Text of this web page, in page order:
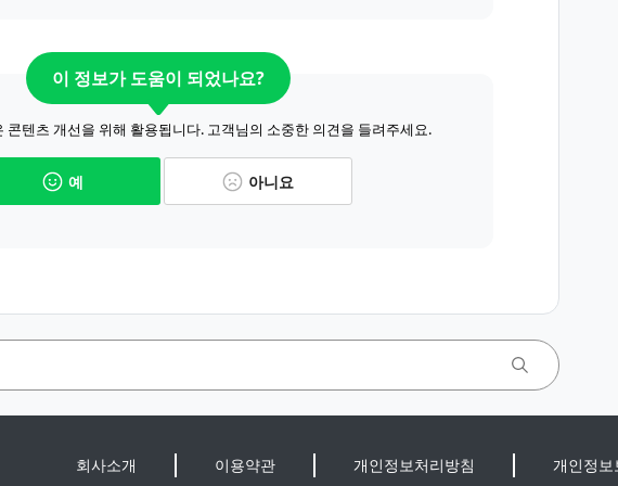
이 정보가 도움이 되었나요?
콘텐츠 개선을 위해 활용됩니다. 고객님의 소중한 의견을 들려주세요.
예 아니요
회사소개 이용약관 개인정보처리방침 개인정